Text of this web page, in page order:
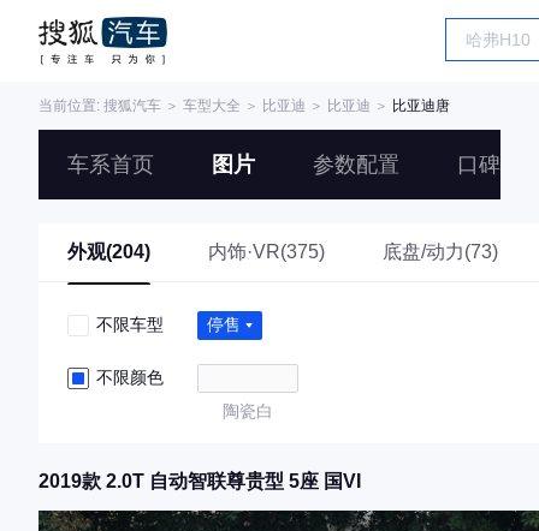
当前位置: 搜狐汽车 ＞ 车型大全 ＞ 比亚迪 ＞ 比亚迪 ＞ 比亚迪唐
车系首页 图片 参数配置 口碑
外观(204) 内饰·VR(375) 底盘/动力(73)
不限车型 停售
不限颜色
陶瓷白
2019款 2.0T 自动智联尊贵型 5座 国VI